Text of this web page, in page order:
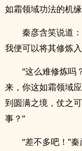
如霜领域功法的机
秦彦含笑说道
我便可以将其修炼
“这么难修炼吗
来，你这如霜领域
到圆满之境，仗之
事？”
“差不多吧！”